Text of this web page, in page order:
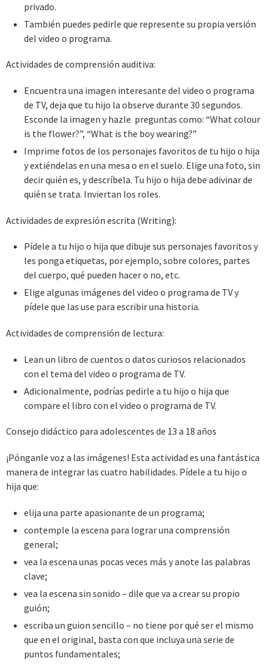
privado.
También puedes pedirle que represente su propia versión
del video o programa.
Actividades de comprensión auditiva:
Encuentra una imagen interesante del video o programa
de TV, deja que tu hijo la observe durante 30 segundos.
Esconde la imagen y hazle preguntas como: “What colour
is the flower?”, “What is the boy wearing?”
Imprime fotos de los personajes favoritos de tu hijo o hija
y extiéndelas en una mesa o en el suelo. Elige una foto, sin
decir quién es, y descríbela. Tu hijo o hija debe adivinar de
quién se trata. Inviertan los roles.
Actividades de expresión escrita (Writing):
Pídele a tu hijo o hija que dibuje sus personajes favoritos y
les ponga etiquetas, por ejemplo, sobre colores, partes
del cuerpo, qué pueden hacer o no, etc.
Elige algunas imágenes del video o programa de TV y
pídele que las use para escribir una historia.
Actividades de comprensión de lectura:
Lean un libro de cuentos o datos curiosos relacionados
con el tema del video o programa de TV.
Adicionalmente, podrías pedirle a tu hijo o hija que
compare el libro con el video o programa de TV.
Consejo didáctico para adolescentes de 13 a 18 años
¡Pónganle voz a las imágenes! Esta actividad es una fantástica
manera de integrar las cuatro habilidades. Pídele a tu hijo o
hija que:
elija una parte apasionante de un programa;
contemple la escena para lograr una comprensión
general;
vea la escena unas pocas veces más y anote las palabras
clave;
vea la escena sin sonido – dile que va a crear su propio
guión;
escriba un guion sencillo – no tiene por qué ser el mismo
que en el original, basta con que incluya una serie de
puntos fundamentales;